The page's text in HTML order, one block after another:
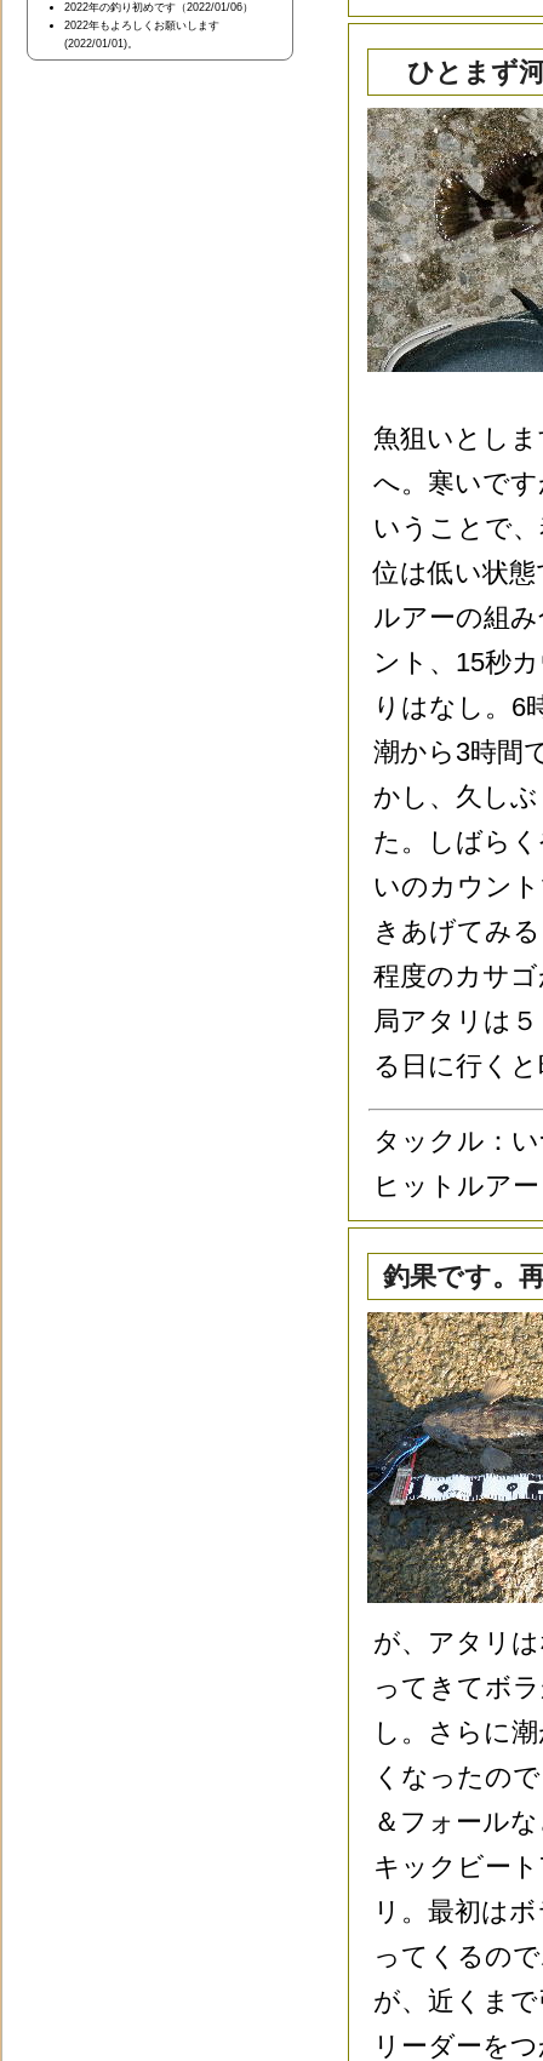
2022年の釣り初めです（2022/01/06）
2022年もよろしくお願いします
(2022/01/01)。
ひとまず
魚狙いとし
へ。寒いで
いうことで
位は低い状
ルアーの組
ント、15秒
りはなし。6
潮から3時間
かし、久し
た。しばら
いのカウン
きあげてみ
程度のカサ
局アタリは
る日に行く
タックル：
ヒットルア
釣果です。
が、アタリ
ってきてボ
し。さらに
くなったの
＆フォール
キックビー
リ。最初は
ってくるの
が、近くま
リーダーを